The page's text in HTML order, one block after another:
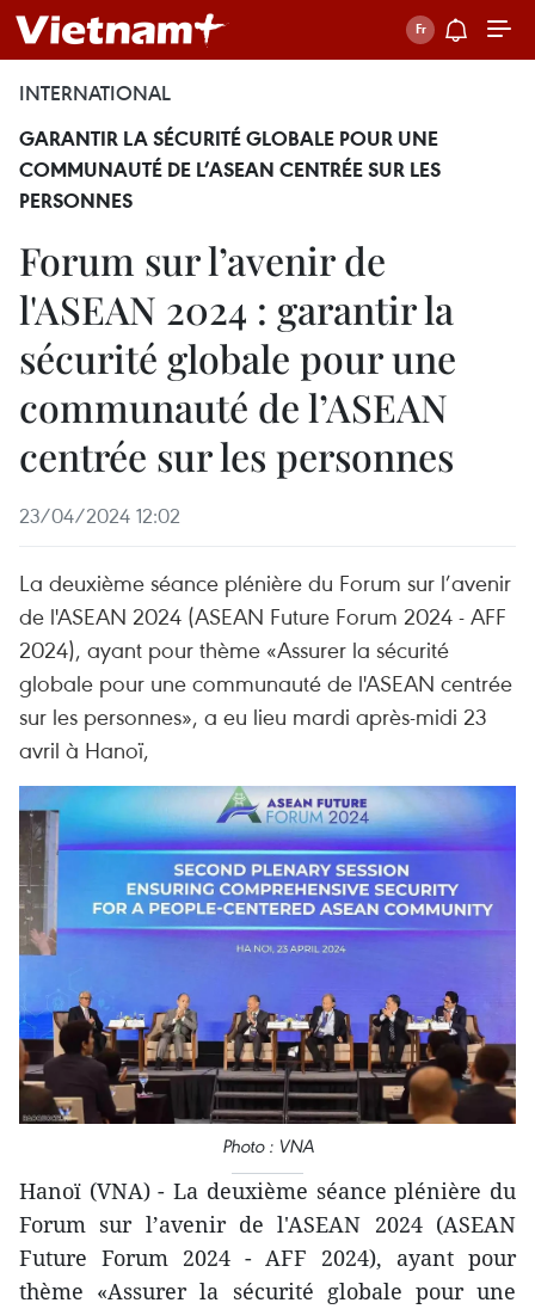
INTERNATIONAL
GARANTIR LA SÉCURITÉ GLOBALE POUR UNE
COMMUNAUTÉ DE L’ASEAN CENTRÉE SUR LES
PERSONNES
Forum sur l’avenir de
l'ASEAN 2024 : garantir la
sécurité globale pour une
communauté de l’ASEAN
centrée sur les personnes
23/04/2024 12:02
La deuxième séance plénière du Forum sur l’avenir
de l'ASEAN 2024 (ASEAN Future Forum 2024 - AFF
2024), ayant pour thème «Assurer la sécurité
globale pour une communauté de l'ASEAN centrée
sur les personnes», a eu lieu mardi après-midi 23
avril à Hanoï,
Photo : VNA
Hanoï (VNA) - La deuxième séance plénière du
Forum sur l’avenir de l'ASEAN 2024 (ASEAN
Future Forum 2024 - AFF 2024), ayant pour
thème «Assurer la sécurité globale pour une